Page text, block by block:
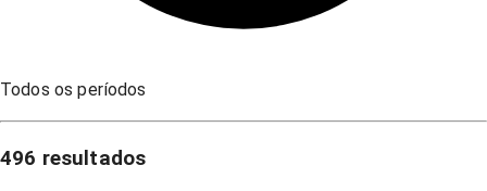
Todos os períodos
496 resultados